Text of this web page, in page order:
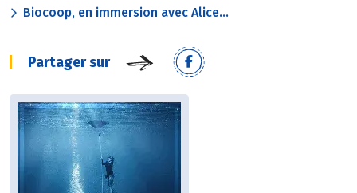
Biocoop, en immersion avec Alice...
Partager sur